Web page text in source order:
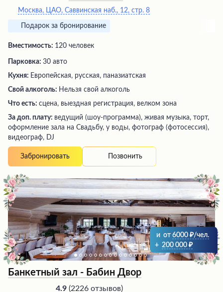
Москва, ЦАО, Саввинская наб., 12, стр. 8
Подарок за бронирование
Вместимость: 120 человек
Парковка: 30 авто
Кухня: Европейская, русская, паназиатская
Свой алкоголь: Нельзя свой алкоголь
Что есть: сцена, выездная регистрация, велком зона
За доп. плату: ведущий (шоу-программа), живая музыка, торт,
оформление зала на Свадьбу, у воды, фотограф (фотосессия),
видеограф, DJ
Забронировать Позвонить
и от 6000
/чел.
+ 200 000
Банкетный зал - Бабин Двор
4.9 (2226 отзывов)